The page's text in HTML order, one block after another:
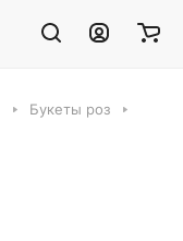
Букеты роз